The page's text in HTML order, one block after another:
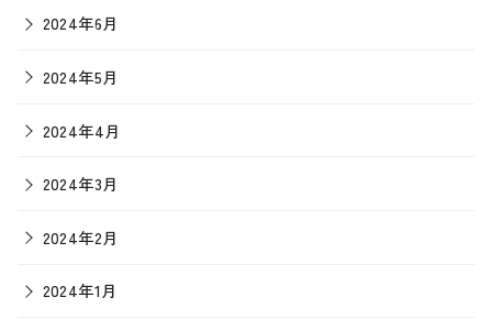
2024年6月
2024年5月
2024年4月
2024年3月
2024年2月
2024年1月